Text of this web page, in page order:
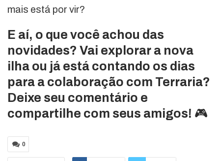
mais está por vir?
E aí, o que você achou das
novidades? Vai explorar a nova
ilha ou já está contando os dias
para a colaboração com Terraria?
Deixe seu comentário e
compartilhe com seus amigos! 🎮
0